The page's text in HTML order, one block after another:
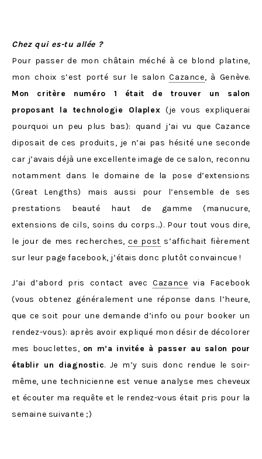
Chez qui es-tu allée ?
Pour passer de mon châtain méché à ce blond platine,
mon choix s’est porté sur le salonCazance, à Genève.
Mon critère numéro 1 était de trouver un salon
proposant la technologie Olaplex (je vous expliquerai
pourquoi un peu plus bas): quand j’ai vu que Cazance
diposait de ces produits, je n’ai pas hésité une seconde
car j’avais déjà une excellente image de ce salon, reconnu
notamment dans le domaine de la pose d’extensions
(Great Lengths) mais aussi pour l’ensemble de ses
prestations beauté haut de gamme (manucure,
extensions de cils, soins du corps…). Pour tout vous dire,
le jour de mes recherches,ce post s’affichait fièrement
sur leur page facebook, j’étais donc plutôt convaincue !
J’ai d’abord pris contact avecCazance via Facebook
(vous obtenez généralement une réponse dans l’heure,
que ce soit pour une demande d’info ou pour booker un
rendez-vous): après avoir expliqué mon désir de décolorer
mes bouclettes, on m’a invitée à passer au salon pour
établir un diagnostic. Je m’y suis donc rendue le soir-
même, une technicienne est venue analyse mes cheveux
et écouter ma requête et le rendez-vous était pris pour la
semaine suivante ;)